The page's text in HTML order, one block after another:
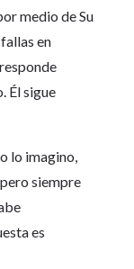
medio de Su
en
Él sigue
lo imagino,
siempre
es